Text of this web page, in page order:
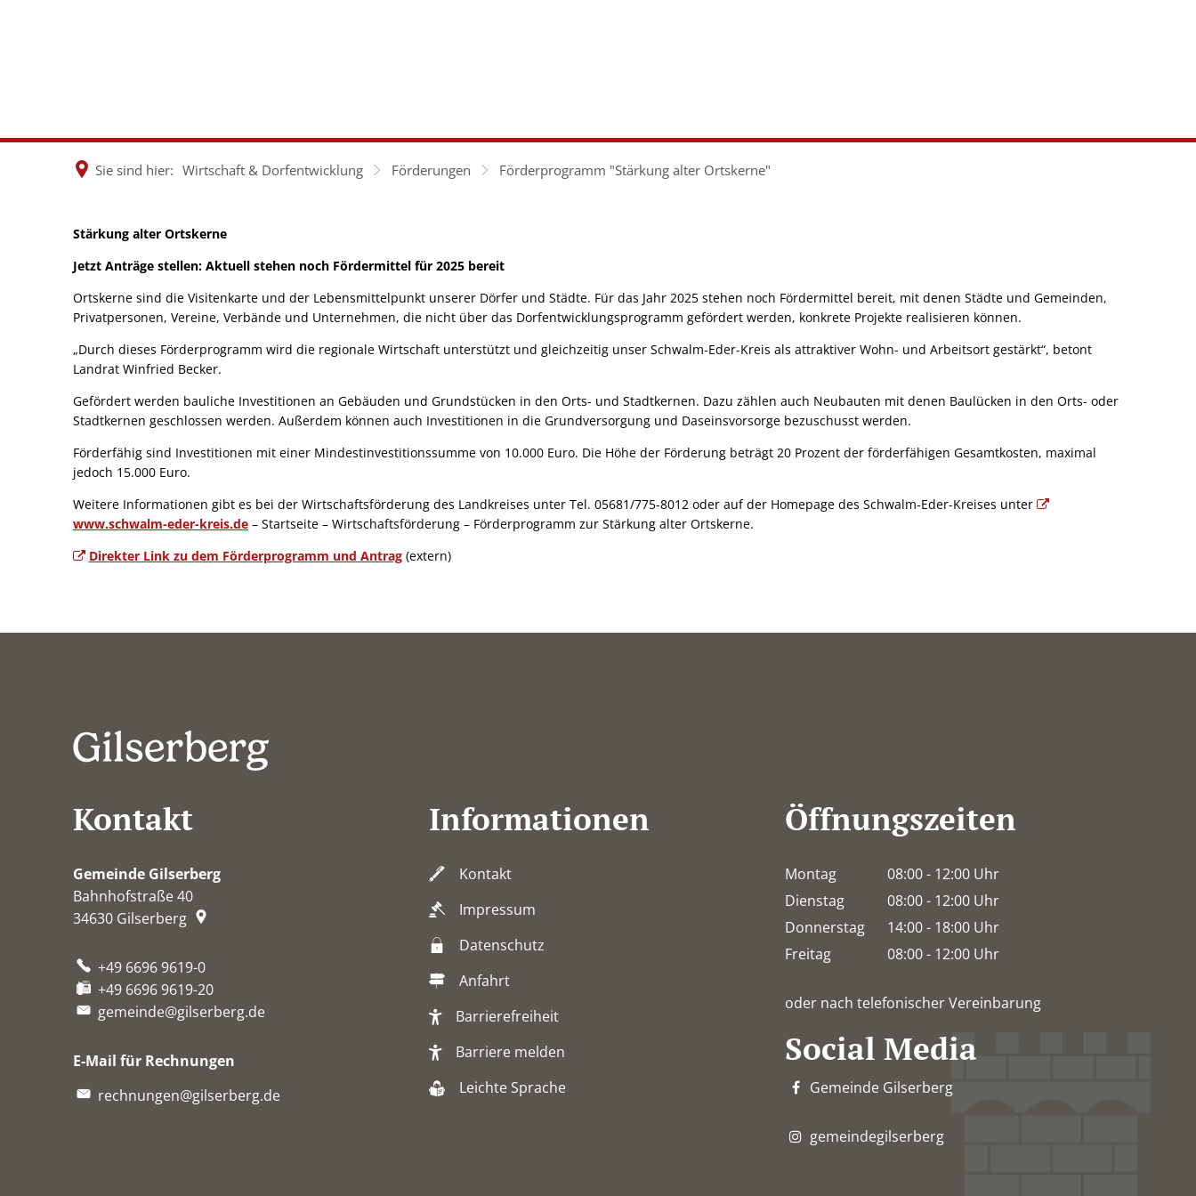
Sie sind hier: Wirtschaft & Dorfentwicklung Förderungen Förderprogramm "Stärkung alter Ortskerne"
Förderprogramm
"Stärkung
alter
Ortskerne"
Stärkung alter Ortskerne
Jetzt Anträge stellen: Aktuell stehen noch Fördermittel für 2025 bereit
Ortskerne sind die Visitenkarte und der Lebensmittelpunkt unserer Dörfer und Städte. Für das Jahr 2025 stehen noch Fördermittel bereit, mit denen Städte und Gemeinden,
Privatpersonen, Vereine, Verbände und Unternehmen, die nicht über das Dorfentwicklungsprogramm gefördert werden, konkrete Projekte realisieren können.
„Durch dieses Förderprogramm wird die regionale Wirtschaft unterstützt und gleichzeitig unser Schwalm-Eder-Kreis als attraktiver Wohn- und Arbeitsort gestärkt“, betont
Landrat Winfried Becker.
Gefördert werden bauliche Investitionen an Gebäuden und Grundstücken in den Orts- und Stadtkernen. Dazu zählen auch Neubauten mit denen Baulücken in den Orts- oder
Stadtkernen geschlossen werden. Außerdem können auch Investitionen in die Grundversorgung und Daseinsvorsorge bezuschusst werden.
Förderfähig sind Investitionen mit einer Mindestinvestitionssumme von 10.000 Euro. Die Höhe der Förderung beträgt 20 Prozent der förderfähigen Gesamtkosten, maximal
jedoch 15.000 Euro.
Weitere Informationen gibt es bei der Wirtschaftsförderung des Landkreises unter Tel. 05681/775-8012 oder auf der Homepage des Schwalm-Eder-Kreises unter
www.schwalm-eder-kreis.de – Startseite – Wirtschaftsförderung – Förderprogramm zur Stärkung alter Ortskerne.
Direkter Link zu dem Förderprogramm und Antrag(extern)
Kontakt
Gemeinde Gilserberg
Bahnhofstraße 40
34630 Gilserberg
+49 6696 9619-0
+49 6696 9619-20
gemeinde@gilserberg.de
E-Mail für Rechnungen
rechnungen@gilserberg.de
Informationen
Kontakt
Impressum
Datenschutz
Anfahrt
Barrierefreiheit
Barriere melden
Leichte Sprache
Öffnungszeiten
Montag 08:00- 12:00 Uhr
Von 08:00 bis 12:00 Uhr
Dienstag 08:00- 12:00 Uhr
Von 08:00 bis 12:00 Uhr
Donnerstag 14:00- 18:00 Uhr
Von 14:00 bis 18:00 Uhr
Freitag 08:00- 12:00 Uhr
oder nach telefonischer Vereinbarung
Social Media
Gemeinde Gilserberg
gemeindegilserberg